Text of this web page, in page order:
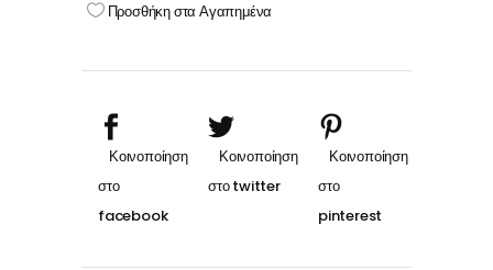
Προσθήκη στα Αγαπημένα